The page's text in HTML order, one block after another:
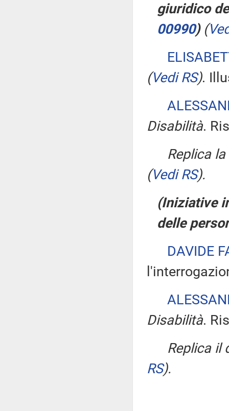
giuridico
00990) (
(Vedi RS).
Disabilità.
Replica
(Vedi RS).
(Iniziative
delle
DAVIDE
Disabilità.
Replica il
RS).